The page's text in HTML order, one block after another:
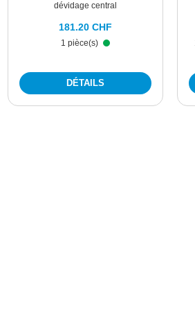
dévidage central
1 pièce(s)
181.20 CHF
DÉTAILS